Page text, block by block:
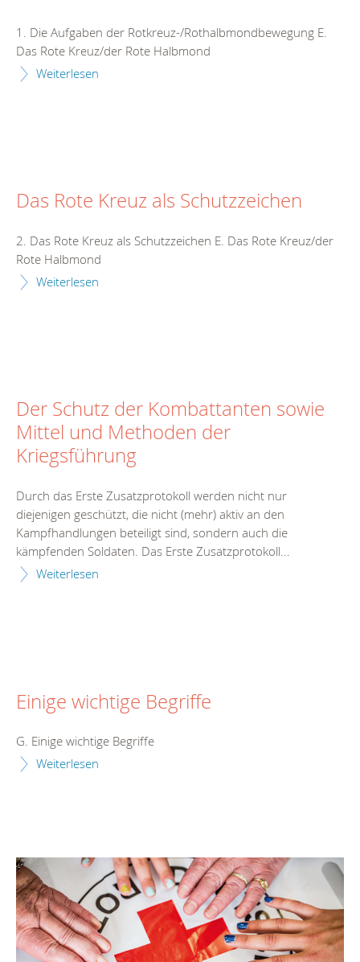
1. Die Aufgaben der Rotkreuz-/Rothalbmondbewegung E.
Das Rote Kreuz/der Rote Halbmond
Weiterlesen
Das Rote Kreuz als Schutzzeichen
2. Das Rote Kreuz als Schutzzeichen E. Das Rote Kreuz/der
Rote Halbmond
Weiterlesen
Der Schutz der Kombattanten sowie
Mittel und Methoden der
Kriegsführung
Durch das Erste Zusatzprotokoll werden nicht nur
diejenigen geschützt, die nicht (mehr) aktiv an den
Kampfhandlungen beteiligt sind, sondern auch die
kämpfenden Soldaten. Das Erste Zusatzprotokoll...
Weiterlesen
Einige wichtige Begriffe
G. Einige wichtige Begriffe
Weiterlesen